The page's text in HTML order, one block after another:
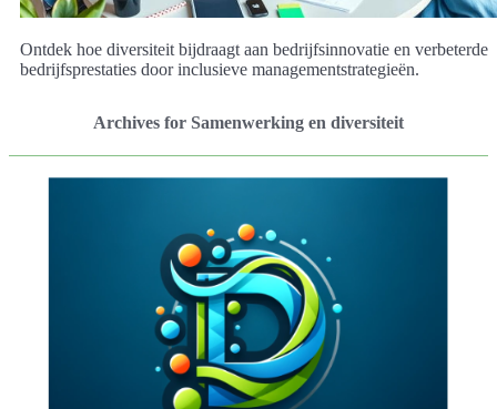
Ontdek hoe diversiteit bijdraagt ​​aan bedrijfsinnovatie en verbeterde
bedrijfsprestaties door inclusieve managementstrategieën.
Archives for Samenwerking en diversiteit